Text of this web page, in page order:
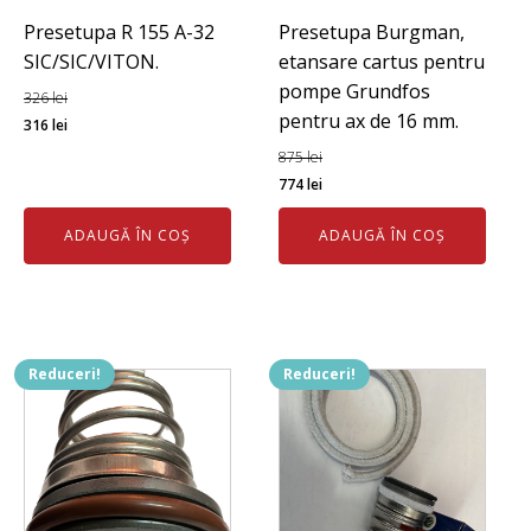
Presetupa R 155 A-32
SIC/SIC/VITON.
326lei
Prețul
fost:
326 lei.
316 leiPrețul
316 lei.
ADAUGĂ ÎN COȘ
Presetupa Burgman,
etansare cartus pentru
pompe Grundfos
pentru ax de 16 mm.
875lei
Prețul
inițial
fost:
774leiPrețul
curent
este:
774 lei.
ADAUGĂ ÎN COȘ
Reduceri! Reduceri!